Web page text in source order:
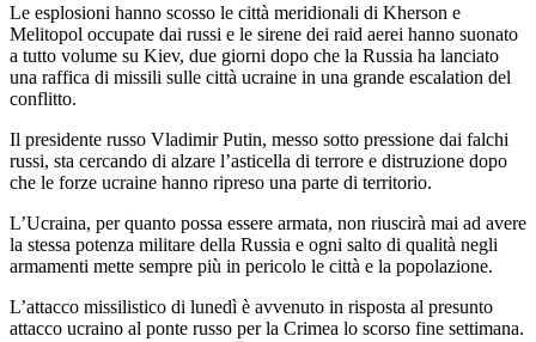
Le esplosioni hanno scosso le città meridionali di Kherson e
Melitopol occupate dai russi e le sirene dei raid aerei hanno suonato
a tutto volume su Kiev, due giorni dopo che la Russia ha lanciato
una raffica di missili sulle città ucraine in una grande escalation del
conflitto.
Il presidente russo Vladimir Putin, messo sotto pressione dai falchi
russi, sta cercando di alzare l’asticella di terrore e distruzione dopo
che le forze ucraine hanno ripreso una parte di territorio.
L’Ucraina, per quanto possa essere armata, non riuscirà mai ad avere
la stessa potenza militare della Russia e ogni salto di qualità negli
armamenti mette sempre più in pericolo le città e la popolazione.
L’attacco missilistico di lunedì è avvenuto in risposta al presunto
attacco ucraino al ponte russo per la Crimea lo scorso fine settimana.